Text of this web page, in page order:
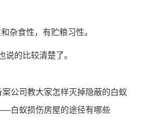
杂食性，有贮粮习性。
的比较清楚了。
公司教大家怎样灭掉隐蔽的白蚁
白蚁损伤房屋的途径有哪些